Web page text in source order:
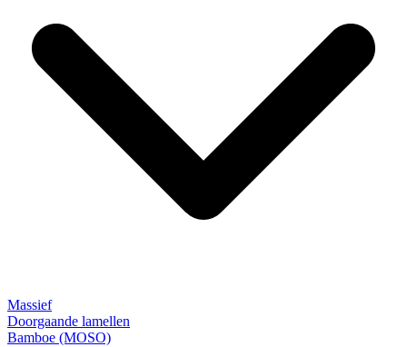
Massief
Doorgaande lamellen
Bamboe (MOSO)